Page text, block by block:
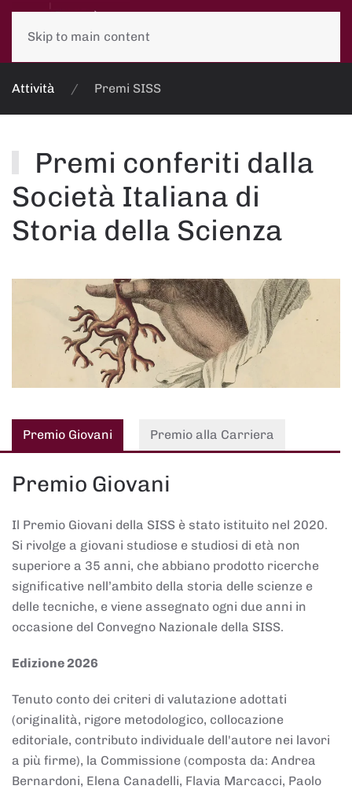
Skip to main content
Attività Premi SISS
Premi conferiti dalla
Società Italiana di
Storia della Scienza
Premio Giovani Premio alla Carriera
Premio Giovani
Il Premio Giovani della SISS è stato istituito nel 2020.
Si rivolge a giovani studiose e studiosi di età non
superiore a 35 anni, che abbiano prodotto ricerche
significative nell’ambito della storia delle scienze e
delle tecniche, e viene assegnato ogni due anni in
occasione del Convegno Nazionale della SISS.
Edizione 2026
Tenuto conto dei criteri di valutazione adottati
(originalità, rigore metodologico, collocazione
editoriale, contributo individuale dell'autore nei lavori
a più firme), la Commissione (composta da: Andrea
Bernardoni, Elena Canadelli, Flavia Marcacci, Paolo